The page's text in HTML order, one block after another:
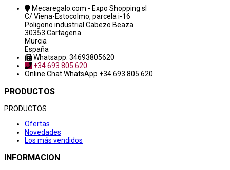
Mecaregalo.com - Expo Shopping sl
C/ Viena-Estocolmo, parcela i-16
Poligono industrial Cabezo Beaza
30353 Cartagena
Murcia
España
Whatsapp: 34693805620
+34 693 805 620
Online ChatWhatsApp +34 693 805 620
PRODUCTOS
PRODUCTOS
Ofertas
Novedades
Los más vendidos
INFORMACION